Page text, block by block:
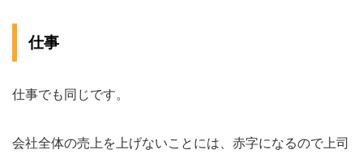
仕事
仕事でも同じです。
会社全体の売上を上げないことには、赤字になるので上司